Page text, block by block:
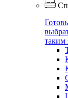
таким